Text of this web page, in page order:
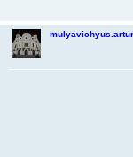
mulyavichyus.artur